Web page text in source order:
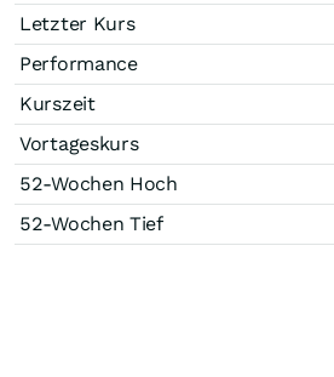
Letzter Kurs
Performance
Kurszeit
Vortageskurs
52-Wochen Hoch
52-Wochen Tief